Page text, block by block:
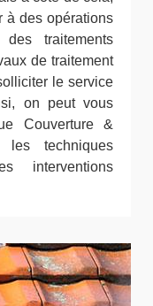
à des opérations
traitements
de traitement
le service
on peut vous
Couverture &
les techniques
interventions